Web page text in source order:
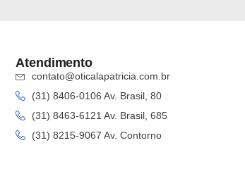
Atendimento
contato@oticalapatricia.com.br
(31) 8406-0106 Av. Brasil, 80
(31) 8463-6121 Av. Brasil, 685
(31) 8215-9067 Av. Contorno